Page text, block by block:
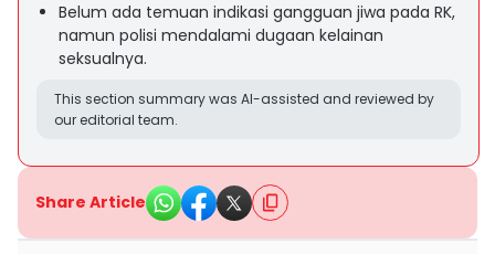
Belum ada temuan indikasi gangguan jiwa pada RK,
namun polisi mendalami dugaan kelainan
seksualnya.
This section summary was AI-assisted and reviewed by
our editorial team.
Share Article